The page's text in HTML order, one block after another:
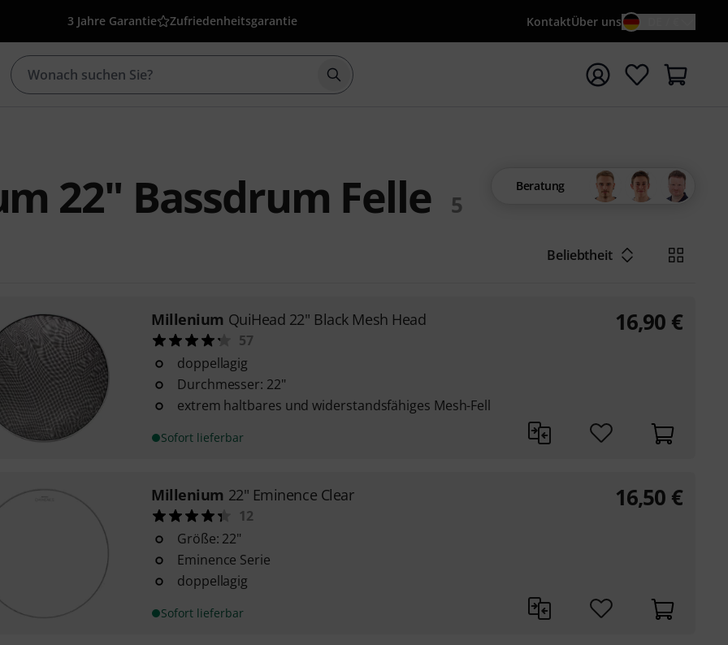
3 Jahre Garantie Zufriedenheitsgarantie KontaktÜber uns
Suche mit Suchwort {searchTerm} starten
22" Bassdrum Felle 5
Beratung
Beliebtheit
Millenium QuiHead 22" Black Mesh Head
57
doppellagig
Durchmesser: 22"
extrem haltbares und widerstandsfähiges Mesh-Fell
Sofort lieferbar
16,90 €
Millenium 22" Eminence Clear
12
Größe: 22"
Eminence Serie
doppellagig
Sofort lieferbar
16,50 €